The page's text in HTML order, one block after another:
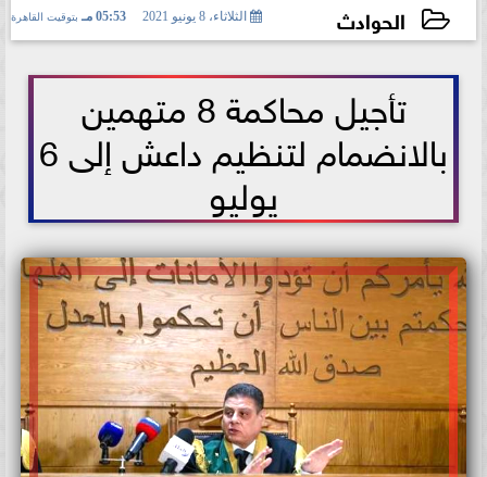
الحوادث الثلاثاء، 8 يونيو 2021 05:53 مـ بتوقيت القاهرة
تأجيل محاكمة 8 متهمين
بالانضمام لتنظيم داعش إلى 6
يوليو